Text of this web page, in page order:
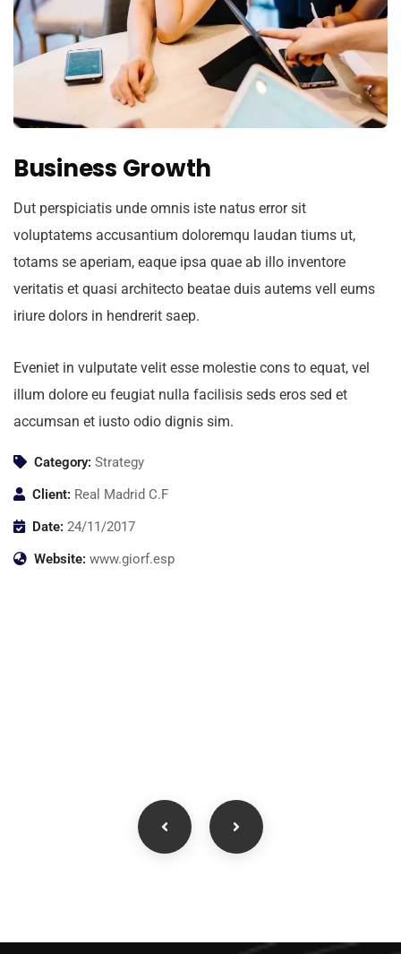
Business Growth
Dut perspiciatis unde omnis iste natus error sit
voluptatems accusantium doloremqu laudan tiums ut,
totams se aperiam, eaque ipsa quae ab illo inventore
veritatis et quasi architecto beatae duis autems vell eums
iriure dolors in hendrerit saep.
Eveniet in vulputate velit esse molestie cons to equat, vel
illum dolore eu feugiat nulla facilisis seds eros sed et
accumsan et iusto odio dignis sim.
Category: Strategy
Client: Real Madrid C.F
Date: 24/11/2017
Website: www.giorf.esp
Business Growth